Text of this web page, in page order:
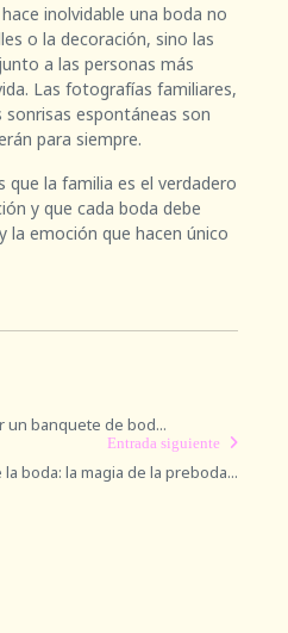
inolvidable una boda no
o la decoración, sino las
a las personas más
Las fotografías familiares,
espontáneas son
para siempre.
que la familia es el verdadero
y que cada boda debe
la emoción que hacen único
un banquete de bod...
Entrada siguiente
la boda: la magia de la preboda...